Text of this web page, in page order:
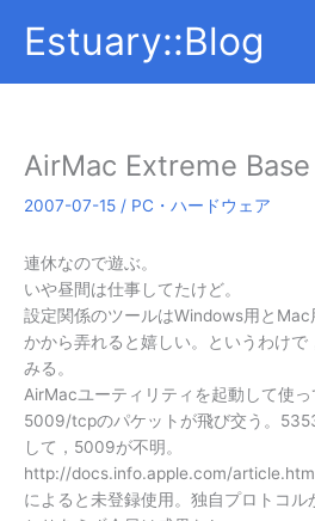
Estuary::Blog
AirMac Extreme
2007-07-15 / PC・ハードウェア
連休なので遊ぶ。
いや昼間は仕事してたけど。
設定関係のツールはWindows用とMac
かから弄れると嬉しい。というわけで
みる。
AirMacユーティリティを起動して使
5009/tcpのパケットが飛び交う。
して，5009が不明。
http://docs.info.apple.com/
によると未登録使用。独自プロトコル